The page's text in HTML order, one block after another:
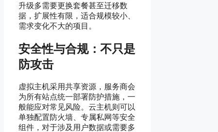
升级多需要更换套餐甚至迁移数
据，扩展性有限，适合规模较小、
需求变化不大的项目。
安全性与合规：不只是
防攻击
虚拟主机采用共享资源，服务商会
为所有站点统一部署防护措施，一
般能应对常见风险。云主机则可以
单独配置防火墙、专属私网等安全
组件，对于涉及用户数据或需要多